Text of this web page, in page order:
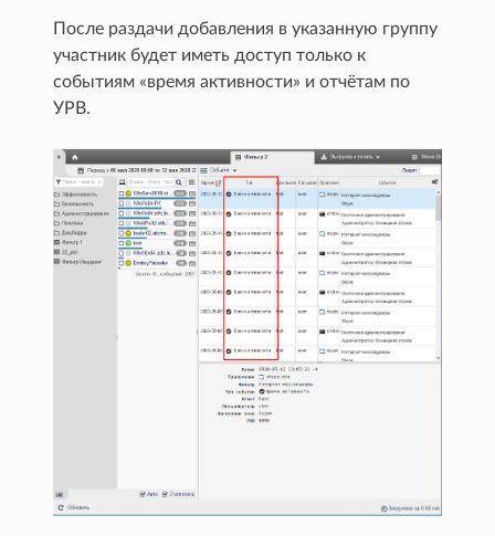
После раздачи добавления в указанную группу
участник будет иметь доступ только к
событиям «время активности» и отчётам по
УРВ.